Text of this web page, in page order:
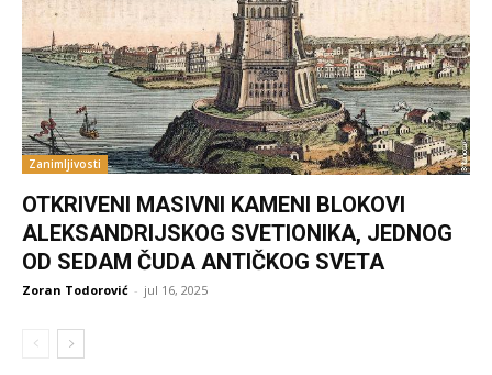
Zanimljivosti
OTKRIVENI MASIVNI KAMENI BLOKOVI
ALEKSANDRIJSKOG SVETIONIKA, JEDNOG
OD SEDAM ČUDA ANTIČKOG SVETA
Zoran Todorović - jul 16, 2025